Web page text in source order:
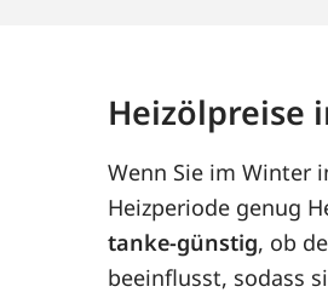
Heizölpreise
Wenn Sie im Winter
Heizperiode genug
tanke-günstig, ob
beeinflusst, sodass